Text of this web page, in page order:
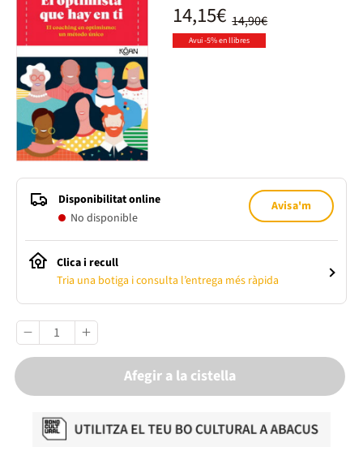
14,90€
14,15€
Avui -5% en llibres
Disponibilitat online
No disponible
Avisa'm
Clica i recull
Tria una botiga i consulta l’entrega més ràpida
Afegir a la cistella